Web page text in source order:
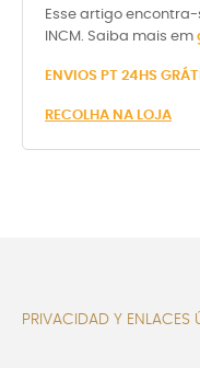
Esse artigo
INCM. Saiba mais em
ENVIOS PT 24HS
RECOLHA NA LOJA
PRIVACIDAD Y ENLACES